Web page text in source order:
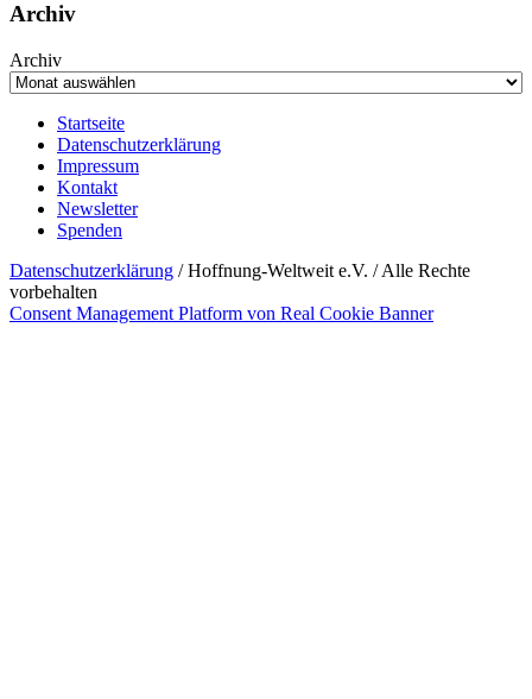
Archiv
Archiv
Startseite
Datenschutzerklärung
Impressum
Kontakt
Newsletter
Spenden
Datenschutzerklärung / Hoffnung-Weltweit e.V. / Alle Rechte
vorbehalten
Consent Management Platform von Real Cookie Banner